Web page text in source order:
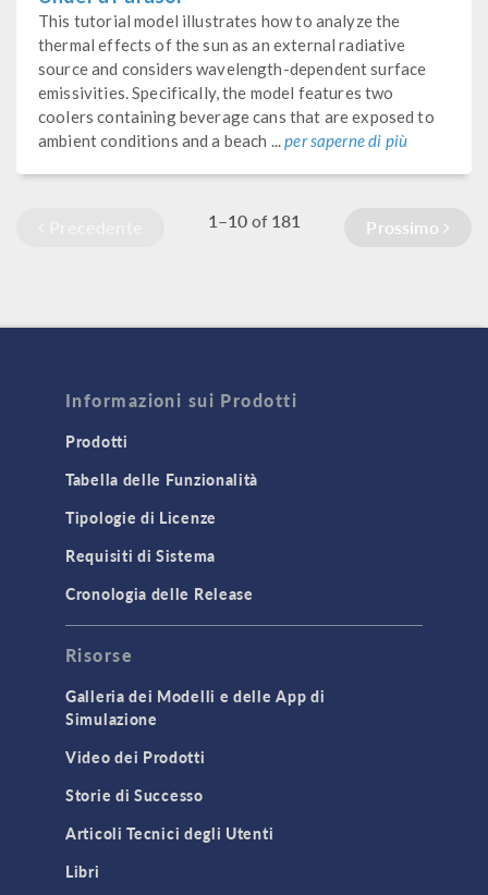
This tutorial model illustrates how to analyze the
thermal effects of the sun as an external radiative
source and considers wavelength-dependent surface
emissivities. Specifically, the model features two
coolers containing beverage cans that are exposed to
ambient conditions and a beach ...per saperne di più
1–10 of 181 Prossimo
Informazioni sui Prodotti
Prodotti
Tabella delle Funzionalità
Tipologie di Licenze
Requisiti di Sistema
Cronologia delle Release
Risorse
Galleria dei Modelli e delle App di
Simulazione
Video dei Prodotti
Storie di Successo
Articoli Tecnici degli Utenti
Libri